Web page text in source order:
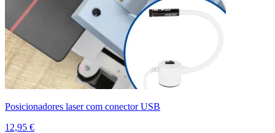
Posicionadores laser com conector USB
12,95 €